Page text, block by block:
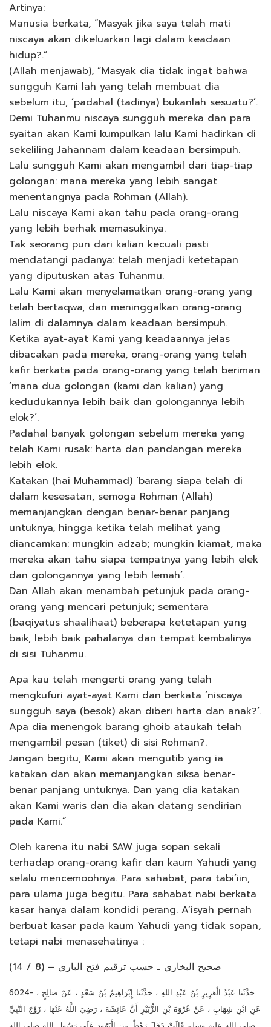
Artinya:
Manusia berkata, “Masyak jika saya telah mati
niscaya akan dikeluarkan lagi dalam keadaan
hidup?.”
(Allah menjawab), “Masyak dia tidak ingat bahwa
sungguh Kami lah yang telah membuat dia
sebelum itu, ‘padahal (tadinya) bukanlah sesuatu?’.
Demi Tuhanmu niscaya sungguh mereka dan para
syaitan akan Kami kumpulkan lalu Kami hadirkan di
sekeliling Jahannam dalam keadaan bersimpuh.
Lalu sungguh Kami akan mengambil dari tiap-tiap
golongan: mana mereka yang lebih sangat
menentangnya pada Rohman (Allah).
Lalu niscaya Kami akan tahu pada orang-orang
yang lebih berhak memasukinya.
Tak seorang pun dari kalian kecuali pasti
mendatangi padanya: telah menjadi ketetapan
yang diputuskan atas Tuhanmu.
Lalu Kami akan menyelamatkan orang-orang yang
telah bertaqwa, dan meninggalkan orang-orang
lalim di dalamnya dalam keadaan bersimpuh.
Ketika ayat-ayat Kami yang keadaannya jelas
dibacakan pada mereka, orang-orang yang telah
kafir berkata pada orang-orang yang telah beriman
‘mana dua golongan (kami dan kalian) yang
kedudukannya lebih baik dan golongannya lebih
elok?’.
Padahal banyak golongan sebelum mereka yang
telah Kami rusak: harta dan pandangan mereka
lebih elok.
Katakan (hai Muhammad) ‘barang siapa telah di
dalam kesesatan, semoga Rohman (Allah)
memanjangkan dengan benar-benar panjang
untuknya, hingga ketika telah melihat yang
diancamkan: mungkin adzab; mungkin kiamat, maka
mereka akan tahu siapa tempatnya yang lebih elek
dan golongannya yang lebih lemah’.
Dan Allah akan menambah petunjuk pada orang-
orang yang mencari petunjuk; sementara
(baqiyatus shaalihaat) beberapa ketetapan yang
baik, lebih baik pahalanya dan tempat kembalinya
di sisi Tuhanmu.
Apa kau telah mengerti orang yang telah
mengkufuri ayat-ayat Kami dan berkata ‘niscaya
sungguh saya (besok) akan diberi harta dan anak?’.
Apa dia menengok barang ghoib ataukah telah
mengambil pesan (tiket) di sisi Rohman?.
Jangan begitu, Kami akan mengutib yang ia
katakan dan akan memanjangkan siksa benar-
benar panjang untuknya. Dan yang dia katakan
akan Kami waris dan dia akan datang sendirian
pada Kami.”
Oleh karena itu nabi SAW juga sopan sekali
terhadap orang-orang kafir dan kaum Yahudi yang
selalu mencemoohnya. Para sahabat, para tabi’iin,
para ulama juga begitu. Para sahabat nabi berkata
kasar hanya dalam kondidi perang. A’isyah pernah
berbuat kasar pada kaum Yahudi yang tidak sopan,
tetapi nabi menasehatinya :
صحيح البخاري ـ حسب ترقيم فتح الباري – (8 / 14)
6024- حَدَّثَنَا عَبْدُ الْعَزِيزِ بْنُ عَبْدِ اللهِ ، حَدَّثَنَا إِبْرَاهِيمُ بْنُ سَعْدٍ ، عَنْ صَالِحٍ ،
عَنِ ابْنِ شِهَابٍ ، عَنْ عُرْوَةَ بْنِ الزُّبَيْرِ أَنَّ عَائِشَةَ ، رَضِيَ اللَّهُ عَنْهَا ، زَوْجَ النَّبِيِّ